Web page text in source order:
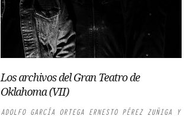
Los archivos del Gran Teatro de
Oklahoma (VII)
ADOLFO GARCÍA ORTEGA ERNESTO PÉREZ ZUÑIGA Y